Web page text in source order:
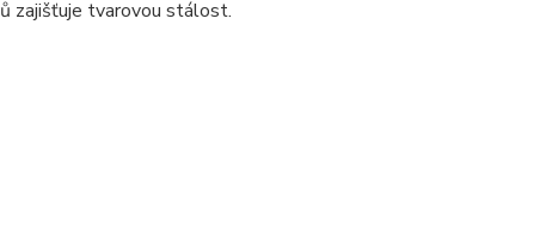
zajišťuje tvarovou stálost.